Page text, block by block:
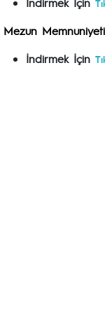
Mezun
İndirmek İçin